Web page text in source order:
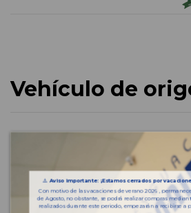
Vehículo de
⚠️Aviso importante: ¡Estamos cerrados por
Con motivo de las vacaciones de verano 2026 ,
de Agosto, no obstante, se podrá realizar compras
realizados durante este periodo, empezarán a recibirse a